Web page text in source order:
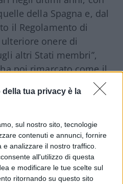
della tua privacy è la
sul nostro sito, tecnologie
contenuti e annunci, fornire
analizzare il nostro traffico.
all'utilizzo di questa
e modificare le tue scelte sul
ritornando su questo sito
della Spagna e, dal
il Regolamento di
onere di
altri Stati membri”,
poi rimarcato come il
controlli all’Italia,
solidarietà
regolarmente i
lungo la rotta del